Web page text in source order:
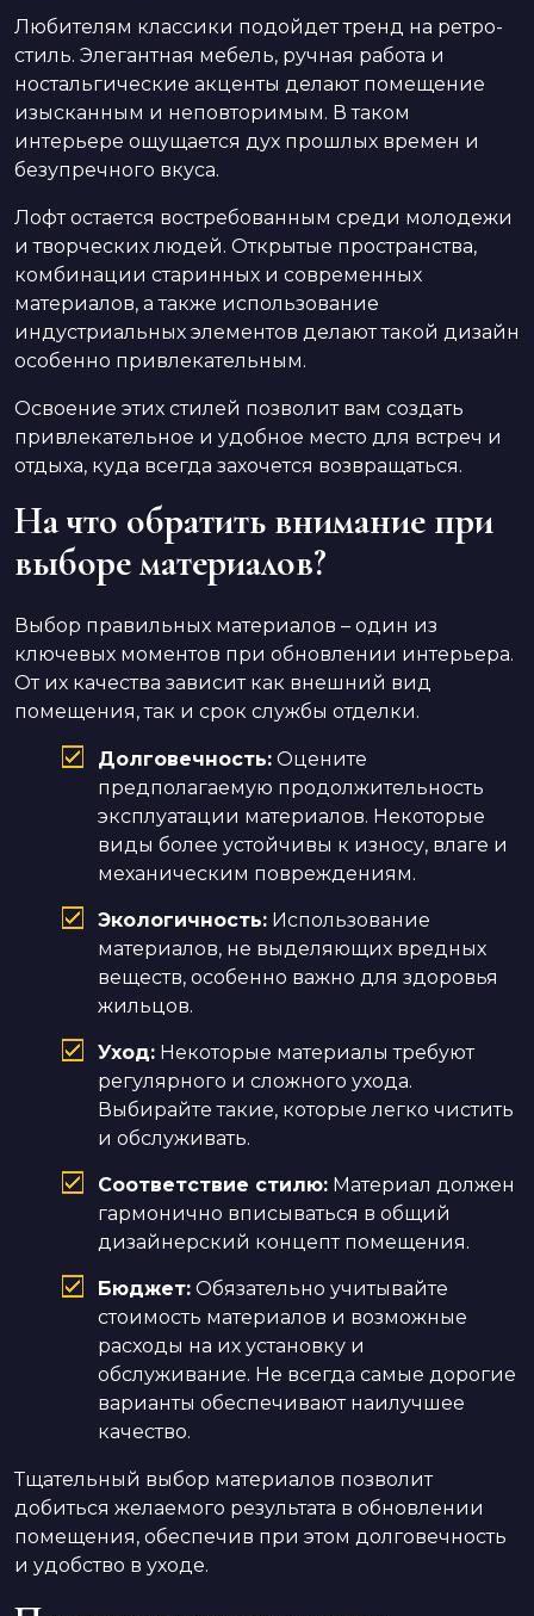
Любителям классики подойдет тренд на ретро-
стиль. Элегантная мебель, ручная работа и
ностальгические акценты делают помещение
изысканным и неповторимым. В таком
интерьере ощущается дух прошлых времен и
безупречного вкуса.
Лофт остается востребованным среди молодежи
и творческих людей. Открытые пространства,
комбинации старинных и современных
материалов, а также использование
индустриальных элементов делают такой дизайн
особенно привлекательным.
Освоение этих стилей позволит вам создать
привлекательное и удобное место для встреч и
отдыха, куда всегда захочется возвращаться.
На что обратить внимание при
выборе материалов?
Выбор правильных материалов – один из
ключевых моментов при обновлении интерьера.
От их качества зависит как внешний вид
помещения, так и срок службы отделки.
Долговечность: Оцените
предполагаемую продолжительность
эксплуатации материалов. Некоторые
виды более устойчивы к износу, влаге и
механическим повреждениям.
Экологичность: Использование
материалов, не выделяющих вредных
веществ, особенно важно для здоровья
жильцов.
Уход: Некоторые материалы требуют
регулярного и сложного ухода.
Выбирайте такие, которые легко чистить
и обслуживать.
Соответствие стилю: Материал должен
гармонично вписываться в общий
дизайнерский концепт помещения.
Бюджет: Обязательно учитывайте
стоимость материалов и возможные
расходы на их установку и
обслуживание. Не всегда самые дорогие
варианты обеспечивают наилучшее
качество.
Тщательный выбор материалов позволит
добиться желаемого результата в обновлении
помещения, обеспечив при этом долговечность
и удобство в уходе.